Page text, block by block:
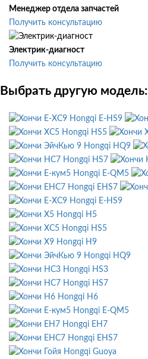
Менеджер отдела запчастей
Получить консультацию
Электрик-диагност
Получить консультацию
Выбрать другую модель:
Hongqi E-HS9
Hongqi HS5
Hongqi HQ9
Hongqi HS7
Hongqi E-QM5
Hongqi EHS7
Hongqi E-HS9
Hongqi H5
Hongqi HS5
Hongqi H9
Hongqi HQ9
Hongqi HS3
Hongqi HS7
Hongqi H6
Hongqi E-QM5
Hongqi EH7
Hongqi EHS7
Hongqi Guoya